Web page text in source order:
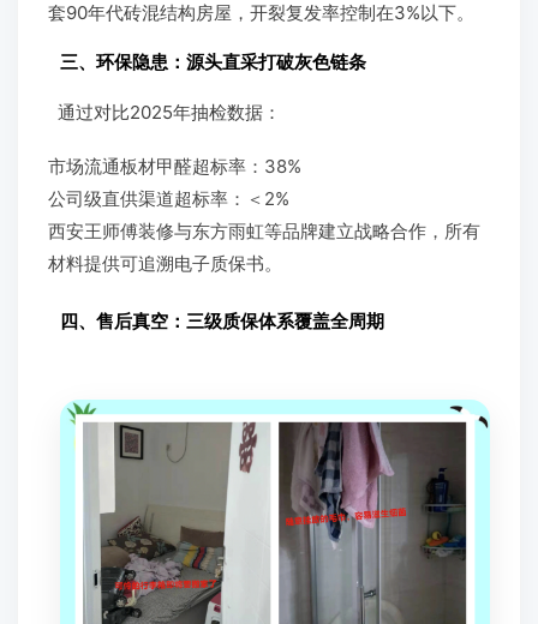
套90年代砖混结构房屋，开裂复发率控制在3%以下。
三、环保隐患：源头直采打破灰色链条
通过对比2025年抽检数据：
市场流通板材甲醛超标率：38%
公司级直供渠道超标率：＜2%
西安王师傅装修与东方雨虹等品牌建立战略合作，所有
材料提供可追溯电子质保书。
四、售后真空：三级质保体系覆盖全周期